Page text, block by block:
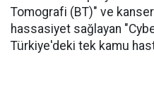
Tomografi (BT)" ve
hassasiyet sağlayan
Türkiye'deki tek kamu